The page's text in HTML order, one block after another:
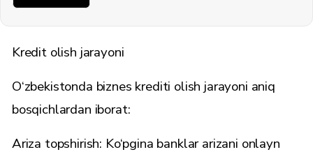
Kredit olish jarayoni
O‘zbekistonda biznes krediti olish jarayoni aniq
bosqichlardan iborat:
Ariza topshirish: Ko‘pgina banklar arizani onlayn